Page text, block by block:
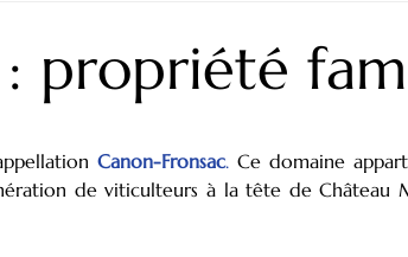
propriété
Canon-Fronsac.Ce domaine
de viticulteurs à la tête de Château